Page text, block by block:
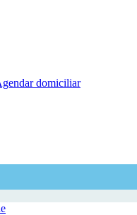
domiciliar